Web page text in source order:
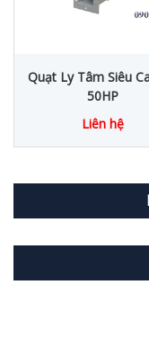
Quạt Ly Tâm Siêu
50HP
Liên hệ